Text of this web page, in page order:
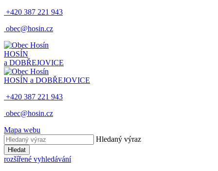
+420 387 221 943
obec@hosin.cz
HOSÍN
a DOBŘEJOVICE
HOSÍN a DOBŘEJOVICE
+420 387 221 943
obec@hosin.cz
Mapa webu
Hledaný výraz
Hledat
rozšířené vyhledávání